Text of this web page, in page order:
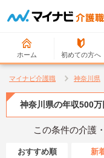
ホーム 初めての方へ
マイナビ介護職 神奈川県
神奈川県の年収500万
この条件の介護
おすすめ順 新